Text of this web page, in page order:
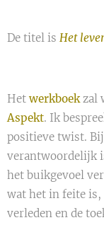
De titel is Het
Het werkboekzal
Aspekt. Ik
positieve twist.
verantwoordelijk
het buikgevoel
wat het in feite
verleden en de